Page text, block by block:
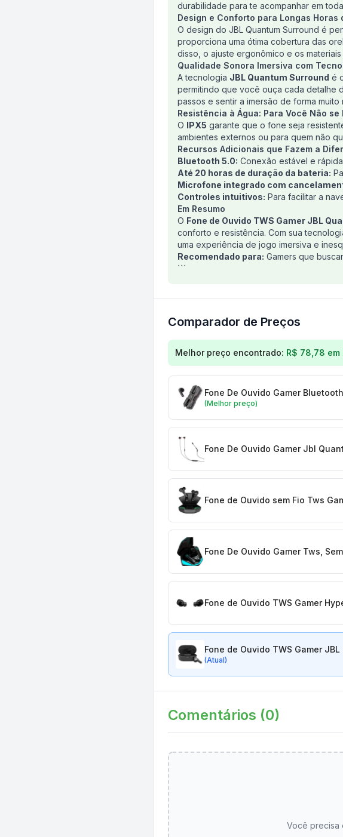
durabilidade para te acompanhar em
Design e Conforto para Longas Horas
O design do JBL Quantum Surround é
proporciona uma ótima cobertura das
disso, o ajuste ergonômico e os
Qualidade Sonora Imersiva com
A tecnologia JBL Quantum Surround é
permitindo que você ouça cada detalhe
passos e sentir a imersão de forma muito
Resistência à Água: Para Você Não
O IPX5 garante que o fone seja
ambientes externos ou para quem não
Recursos Adicionais que Fazem a
Bluetooth 5.0: Conexão estável e
Até 20 horas de duração da bateria:
Microfone integrado com
Controles intuitivos: Para facilitar a
Em Resumo
O Fone de Ouvido TWS Gamer JBL
conforto e resistência. Com sua
uma experiência de jogo imersiva e
Recomendado para: Gamers que
```
Comparador de Preços
Comparação de preços paraFone
Melhor preço encontrado: R$ 78,78 em
Fone De Ouvido Gamer
(Melhor preço)
Fone De Ouvido Gamer Jbl
Fone de Ouvido sem Fio Tws
Fone De Ouvido Gamer Tws,
Fone de Ouvido TWS Gamer
Fone de Ouvido TWS Gamer
(Atual)
Comentários (0)
Você precisa